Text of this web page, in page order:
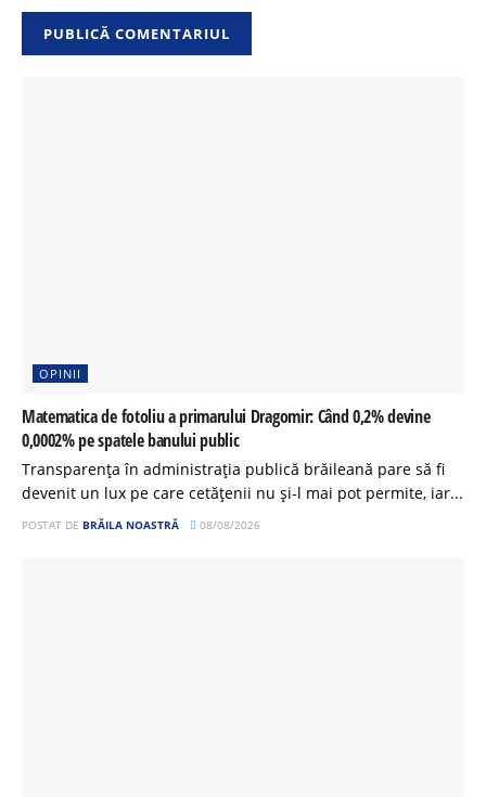
OPINII
Matematica de fotoliu a primarului Dragomir: Când 0,2% devine
0,0002% pe spatele banului public
Transparența în administrația publică brăileană pare să fi
devenit un lux pe care cetățenii nu și-l mai pot permite, iar...
POSTAT DE BRĂILA NOASTRĂ 08/08/2026